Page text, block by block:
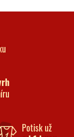
Potisk už